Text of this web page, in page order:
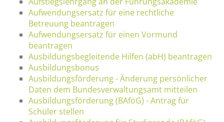
Aufwendungsersatz für eine rechtliche
Betreuung beantragen
Aufwendungsersatz für einen Vormund
beantragen
Ausbildungsbegleitende Hilfen (abH) beantragen
Ausbildungsbonus
Ausbildungsförderung - Änderung persönlicher
Daten dem Bundesverwaltungsamt mitteilen
Ausbildungsförderung (BAföG) - Antrag für
Schüler stellen